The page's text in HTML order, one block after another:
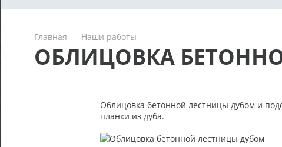
Главная Наши работы
ОБЛИЦОВКА
Облицовка бетонной лестницы дубом и
планки из дуба.